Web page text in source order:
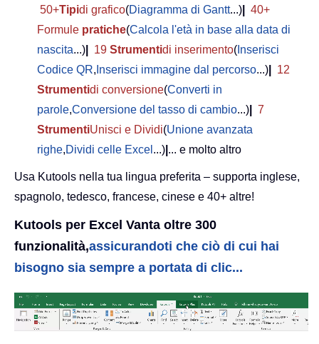
50+Tipidi grafico(Diagramma di Gantt...)
40+
Formule pratiche(Calcola l'età in base alla data di
nascita...) 19 Strumentidi inserimento( Inserisci
Codice QR, Inserisci immagine dal percorso...)
12
Strumentidi conversione(Converti in
parole,Conversione del tasso di cambio...)
7
StrumentiUnisci e Dividi(Unione avanzata
righe,Dividi celle Excel ...) ... e molto altro
Usa Kutools nella tua lingua preferita – supporta inglese,
spagnolo, tedesco, francese, cinese e 40+ altre!
Kutools per Excel Vanta oltre 300
funzionalità,assicurandoti che ciò di cui hai
bisogno sia sempre a portata di clic...